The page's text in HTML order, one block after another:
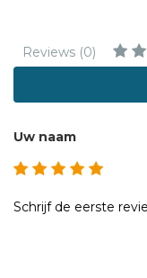
Reviews (0)
Uw naam
Schrijf de eerste